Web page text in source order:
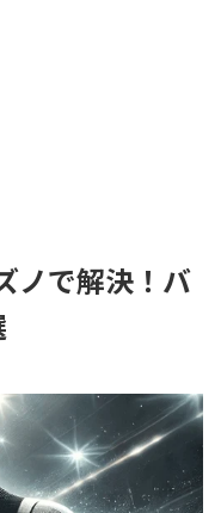
ノで解決！バ